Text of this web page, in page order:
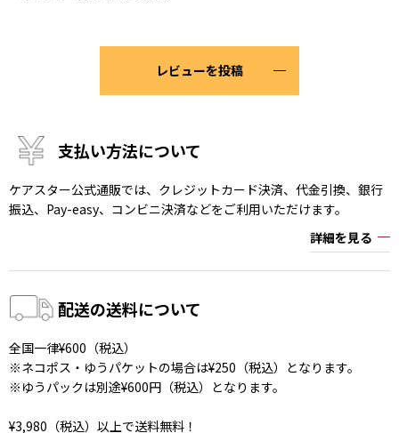
レビューを投稿
支払い方法について
ケアスター公式通販では、クレジットカード決済、代金引換、銀行
振込、Pay-easy、コンビニ決済などをご利用いただけます。
詳細を見る
配送の送料について
全国一律¥600（税込）
※ネコポス・ゆうパケットの場合は¥250（税込）となります。
※ゆうパックは別途¥600円（税込）となります。
¥3,980（税込）以上で送料無料！